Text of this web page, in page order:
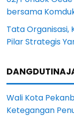
bersama
Tata Organisasi,
Pilar Strategis
Wali Kota
Ketegangan